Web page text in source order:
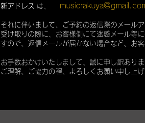
新アドレス は、
それに伴いまして、ご予約の返信際のメール
受け取りの際に、お客様側にて迷惑メール等
すので、返信メールが届かない場合など、お
お手数おかけいたしまして、誠に申し訳ありま
ご理解、ご協力の程、よろしくお願い申し上